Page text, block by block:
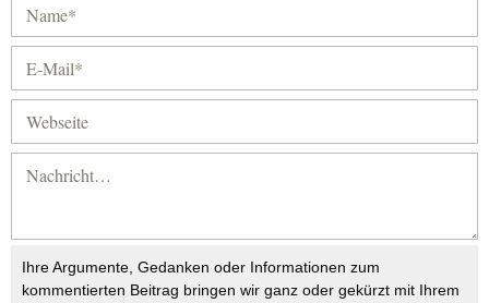
Ihre Argumente, Gedanken oder Informationen zum
kommentierten Beitrag bringen wir ganz oder gekürzt mit Ihrem